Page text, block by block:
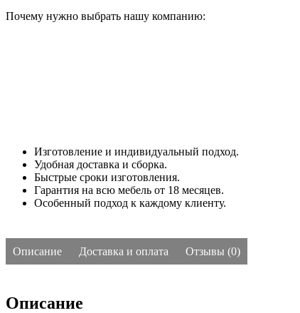
Почему нужно выбрать нашу компанию:
Изготовление и индивидуальный подход.
Удобная доставка и сборка.
Быстрые сроки изготовления.
Гарантия на всю мебель от 18 месяцев.
Особенный подход к каждому клиенту.
Описание Доставка и оплата Отзывы (0)
Описание